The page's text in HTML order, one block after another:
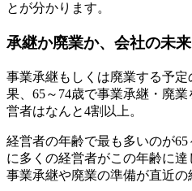
とが分かります。
承継か廃業か、会社の未
事業承継もしくは廃業する予
果、65～74歳で事業承継・廃
営者はなんと4割以上。
経営者の年齢で最も多いのが
に多くの経営者がこの年齢に達
事業承継や廃業の準備が直近の